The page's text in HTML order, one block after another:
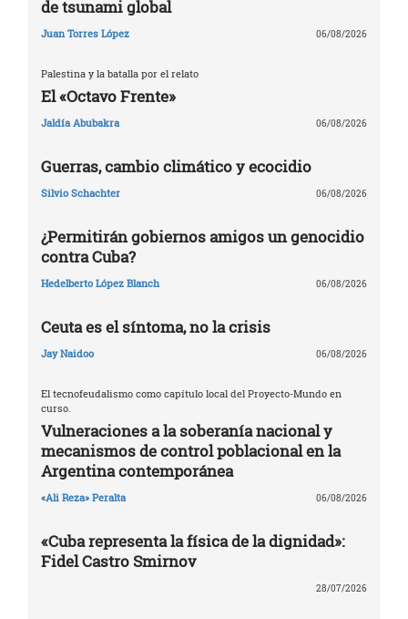
de tsunami global
Juan Torres López 06/08/2026
Palestina y la batalla por el relato
El «Octavo Frente»
Jaldía Abubakra 06/08/2026
Guerras, cambio climático y ecocidio
Silvio Schachter 06/08/2026
¿Permitirán gobiernos amigos un genocidio
contra Cuba?
Hedelberto López Blanch 06/08/2026
Ceuta es el síntoma, no la crisis
Jay Naidoo 06/08/2026
El tecnofeudalismo como capítulo local del Proyecto-Mundo en
curso.
Vulneraciones a la soberanía nacional y
mecanismos de control poblacional en la
Argentina contemporánea
«Ali Reza» Peralta 06/08/2026
«Cuba representa la física de la dignidad»:
Fidel Castro Smirnov
28/07/2026